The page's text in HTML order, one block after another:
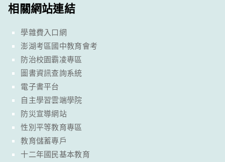
相關網站連結
學雜費入口網
澎湖考區國中教育會考
防治校園霸凌專區
圖書資訊查詢系統
電子書平台
自主學習雲端學院
防災宣導網站
性別平等教育專區
教育儲蓄專戶
十二年國民基本教育